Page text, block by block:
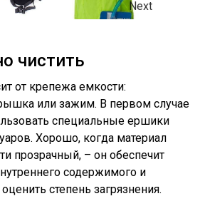
Next
чистить
от крепежа емкости:
или зажим. В первом случае
специальные ершики
Хорошо, когда материал
прозрачный, – он обеспечит
содержимого и
степень загрязнения.